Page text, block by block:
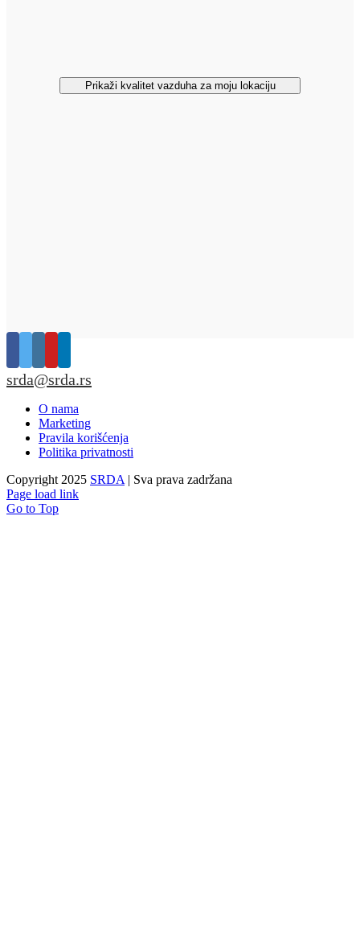
Prikaži kvalitet vazduha za moju lokaciju
srda@srda.rs
O nama
Marketing
Pravila korišćenja
Politika privatnosti
Copyright 2025 SRDA | Sva prava zadržana
Page load link
Go to Top